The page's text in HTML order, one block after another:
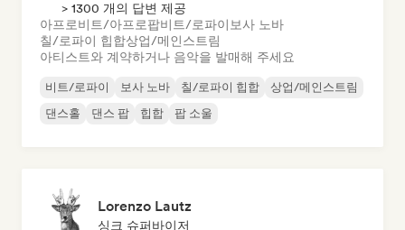
> 1300 개의 답변 제공
아프로비트/아프로팝비트/로파이 보사 노바
칠/로파이 힙합상업/메인스트림
아티스트와 계약하거나 음악을 발매해 주세요
비트/로파이 보사 노바 칠/로파이 힙합
상업/메인스트림
댄스홀
댄스 팝 힙합 팝 소울
Lorenzo Lautz
싱크 슈퍼바이저